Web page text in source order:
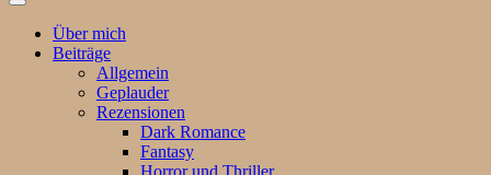
Suchfeld
ein-/ausblenden
Über mich
Beiträge
Allgemein
Geplauder
Rezensionen
Dark Romance
Fantasy